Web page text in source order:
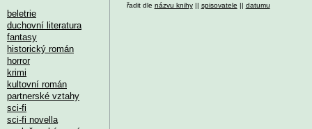
řadit dle názvu knihy|| spisovatele || datumu
beletrie
duchovní literatura
fantasy
historický román
horror
krimi
kultovní román
partnerské vztahy
sci-fi
sci-fi novella